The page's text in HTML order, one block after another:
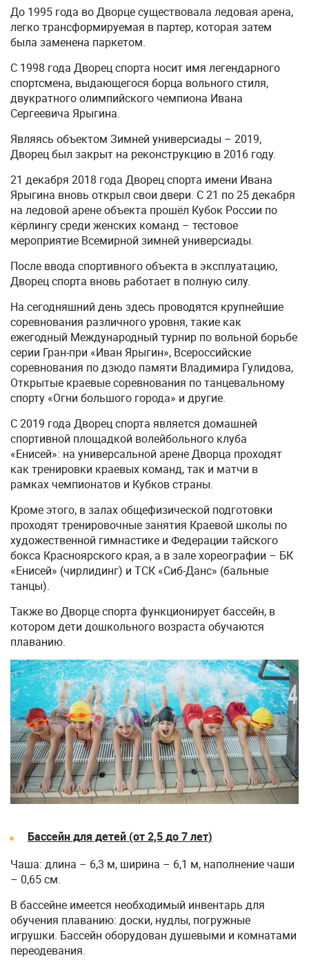
До 1995 года во Дворце существовала ледовая арена,
легко трансформируемая в партер, которая затем
была заменена паркетом.
С 1998 года Дворец спорта носит имя легендарного
спортсмена, выдающегося борца вольного стиля,
двукратного олимпийского чемпиона Ивана
Сергеевича Ярыгина.
Являясь объектом Зимней универсиады – 2019,
Дворец был закрыт на реконструкцию в 2016 году.
21 декабря 2018 года Дворец спорта имени Ивана
Ярыгина вновь открыл свои двери. С 21 по 25 декабря
на ледовой арене объекта прошёл Кубок России по
кёрлингу среди женских команд – тестовое
мероприятие Всемирной зимней универсиады.
После ввода спортивного объекта в эксплуатацию,
Дворец спорта вновь работает в полную силу.
На сегодняшний день здесь проводятся крупнейшие
соревнования различного уровня, такие как
ежегодный Международный турнир по вольной борьбе
серии Гран-при «Иван Ярыгин», Всероссийские
соревнования по дзюдо памяти Владимира Гулидова,
Открытые краевые соревнования по танцевальному
спорту «Огни большого города» и другие.
С 2019 года Дворец спорта является домашней
спортивной площадкой волейбольного клуба
«Енисей»: на универсальной арене Дворца проходят
как тренировки краевых команд, так и матчи в
рамках чемпионатов и Кубков страны.
Кроме этого, в залах общефизической подготовки
проходят тренировочные занятия Краевой школы по
художественной гимнастике и Федерации тайского
бокса Красноярского края, а в зале хореографии – БК
«Енисей» (чирлидинг) и ТСК «Сиб-Данс» (бальные
танцы).
Также во Дворце спорта функционирует бассейн, в
котором дети дошкольного возраста обучаются
плаванию.
Бассейн для детей (от 2,5 до 7 лет)
Чаша: длина – 6,3 м, ширина – 6,1 м, наполнение чаши
– 0,65 см.
В бассейне имеется необходимый инвентарь для
обучения плаванию: доски, нудлы, погружные
игрушки. Бассейн оборудован душевыми и комнатами
переодевания.